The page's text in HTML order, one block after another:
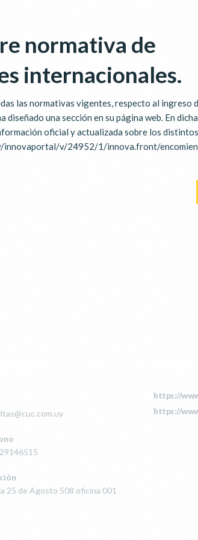
normativa de
internacionales.
las normativas vigentes, respecto al ingreso
una sección en su página web. En dicha
oficial y actualizada sobre los distintos
innovaportal/v/24952/1/innova.front/
25 de Agosto 508 oficina 001
https://
https://